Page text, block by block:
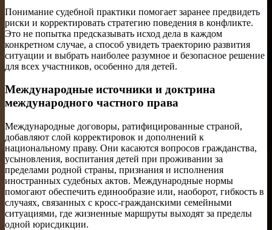
Понимание судебной практики помогает заранее предвидеть
риски и корректировать стратегию поведения в конфликте.
Это не попытка предсказывать исход дела в каждом
конкретном случае, а способ увидеть траекторию развития
ситуации и выбрать наиболее разумное и безопасное решение
для всех участников, особенно для детей.
Международные источники и доктрина
международного частного права
Международные договоры, ратифицированные страной,
добавляют слой корректировок и дополнений к
национальному праву. Они касаются вопросов гражданства,
усыновления, воспитания детей при проживании за
пределами родной страны, признания и исполнения
иностранных судебных актов. Международные нормы
помогают обеспечить единообразие или, наоборот, гибкость в
случаях, связанных с кросс-гражданскими семейными
ситуациями, где жизненные маршруты выходят за пределы
одной юрисдикции.